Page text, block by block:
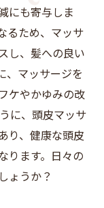
にも寄与しま
るため、マッサ
し、髪への良い
、マッサージを
ケやかゆみの改
に、頭皮マッサ
り、健康な頭皮
ります。日々の
ょうか？